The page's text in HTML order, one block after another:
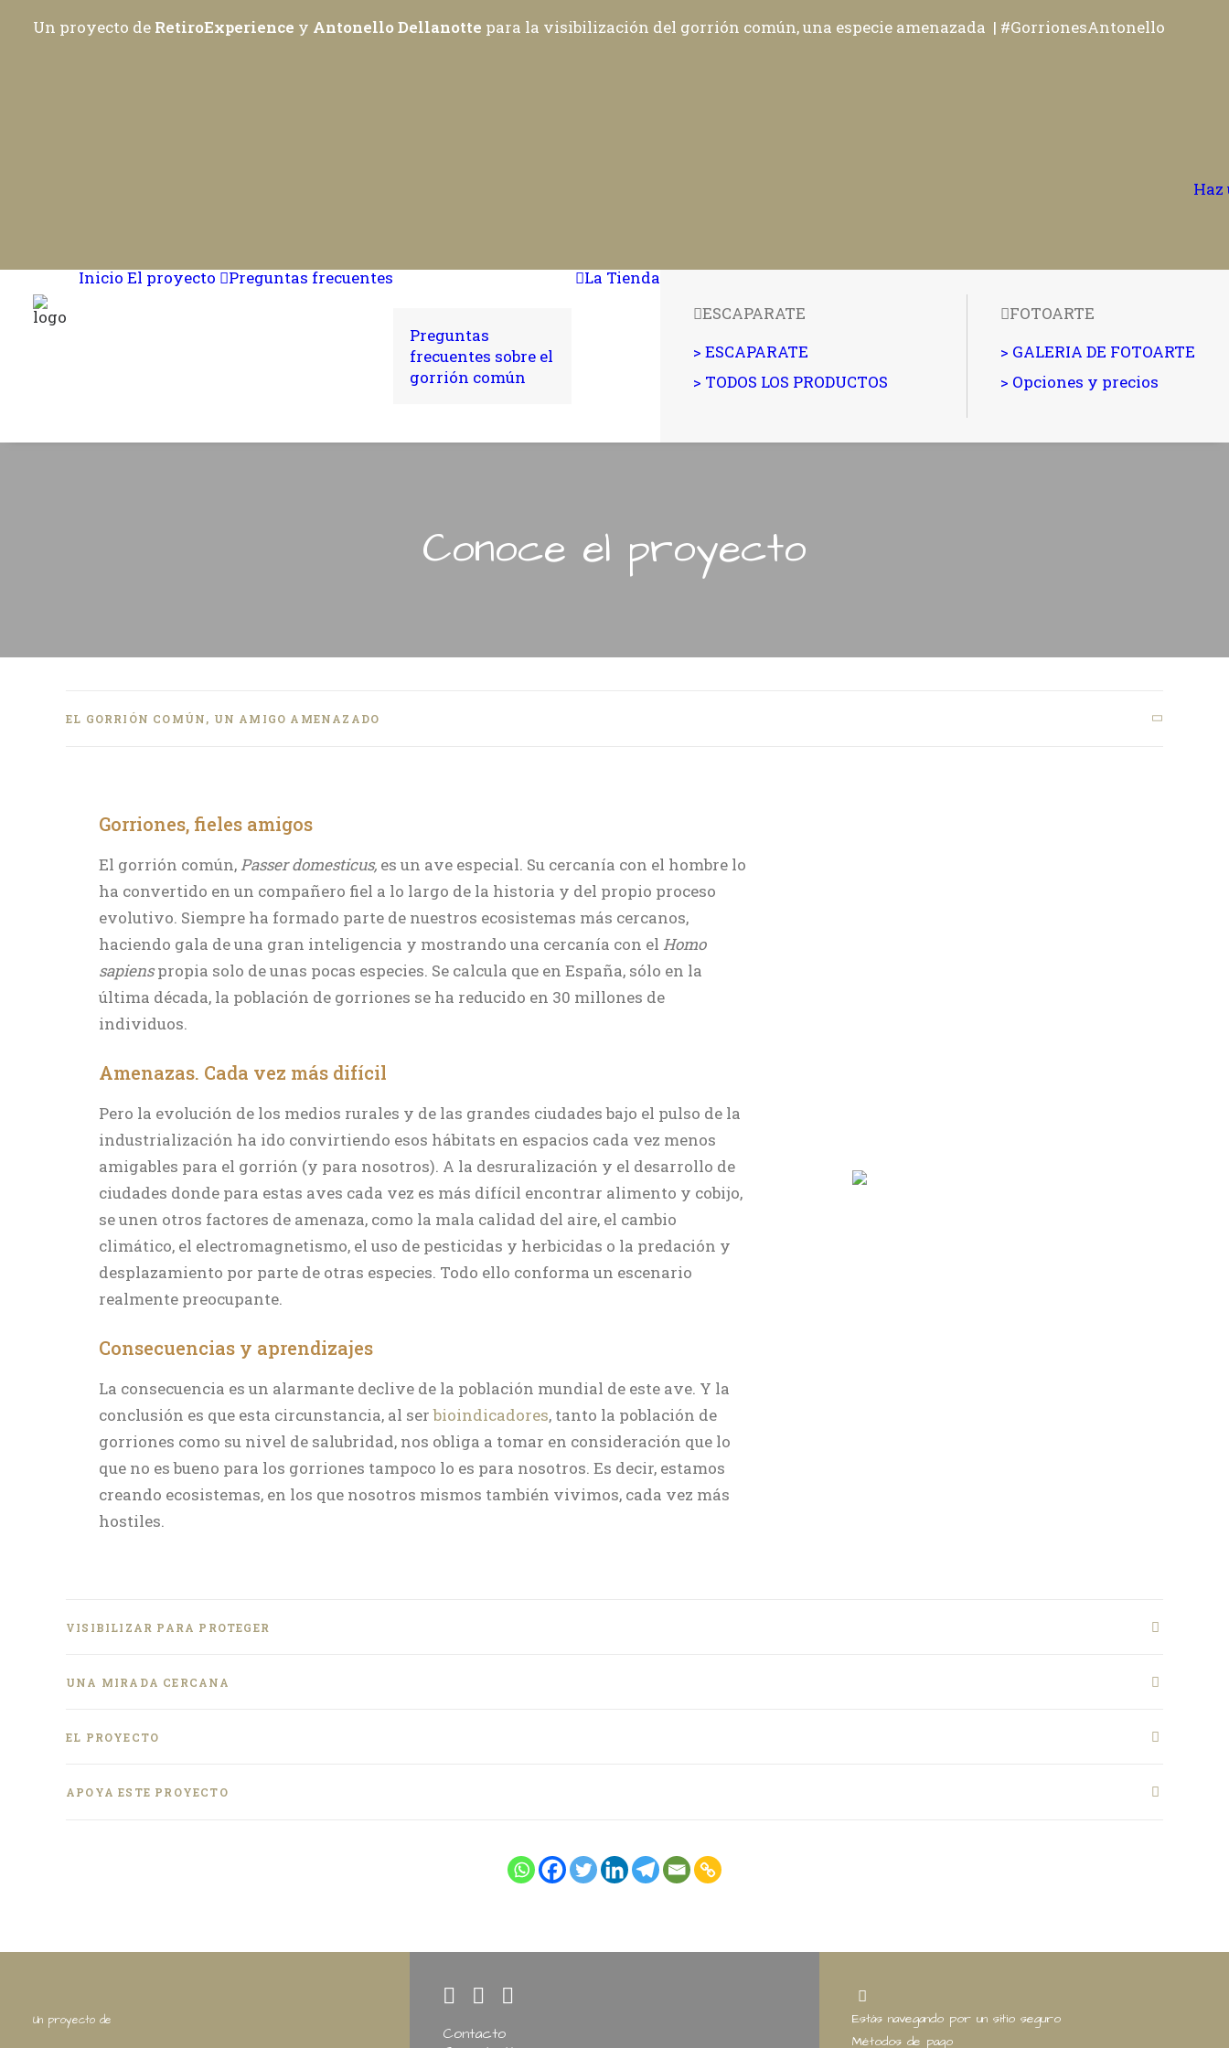
Un proyecto de RetiroExperience y Antonello Dellanotte para la visibilización del gorrión común, una especie amenazada | #GorrionesAntonello
Haz
Inicio El proyecto Preguntas frecuentes
Preguntas
frecuentes sobre el
gorrión común
La Tienda
ESCAPARATE
> ESCAPARATE
> TODOS LOS PRODUCTOS
FOTOARTE
> GALERIA DE FOTOARTE
> Opciones y precios
Conoce el proyecto
EL GORRIÓN COMÚN, UN AMIGO AMENAZADO
Gorriones, fieles amigos
El gorrión común,Passer domesticus, es un ave especial. Su cercanía con el hombre lo
ha convertido en un compañero fiel a lo largo de la historia y del propio proceso
evolutivo. Siempre ha formado parte de nuestros ecosistemas más cercanos,
haciendo gala de una gran inteligencia y mostrando una cercanía con el Homo
sapienspropia solo de unas pocas especies. Se calcula que en España, sólo en la
última década, la población de gorriones se ha reducido en 30 millones de
individuos.
Amenazas. Cada vez más difícil
Pero la evolución de los medios rurales y de las grandes ciudades bajo el pulso de la
industrialización ha ido convirtiendo esos hábitats en espacios cada vez menos
amigables para el gorrión (y para nosotros). A la desruralización y el desarrollo de
ciudades donde para estas aves cada vez es más difícil encontrar alimento y cobijo,
se unen otros factores de amenaza, como la mala calidad del aire, el cambio
climático, el electromagnetismo, el uso de pesticidas y herbicidas o la predación y
desplazamiento por parte de otras especies. Todo ello conforma un escenario
realmente preocupante.
Consecuencias y aprendizajes
La consecuencia es un alarmante declive de la población mundial de este ave. Y la
conclusión es que esta circunstancia, al serbioindicadores, tanto la población de
gorriones como su nivel de salubridad, nos obliga a tomar en consideración que lo
que no es bueno para los gorriones tampoco lo es para nosotros. Es decir, estamos
creando ecosistemas, en los que nosotros mismos también vivimos, cada vez más
hostiles.
VISIBILIZAR PARA PROTEGER
UNA MIRADA CERCANA
EL PROYECTO
APOYA ESTE PROYECTO
Un proyecto de
Contacto
Estás navegando por un sitio seguro
Métodos de pago